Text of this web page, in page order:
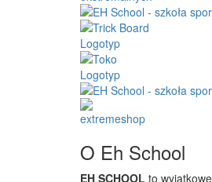
O Eh School
EH SCHOOL to